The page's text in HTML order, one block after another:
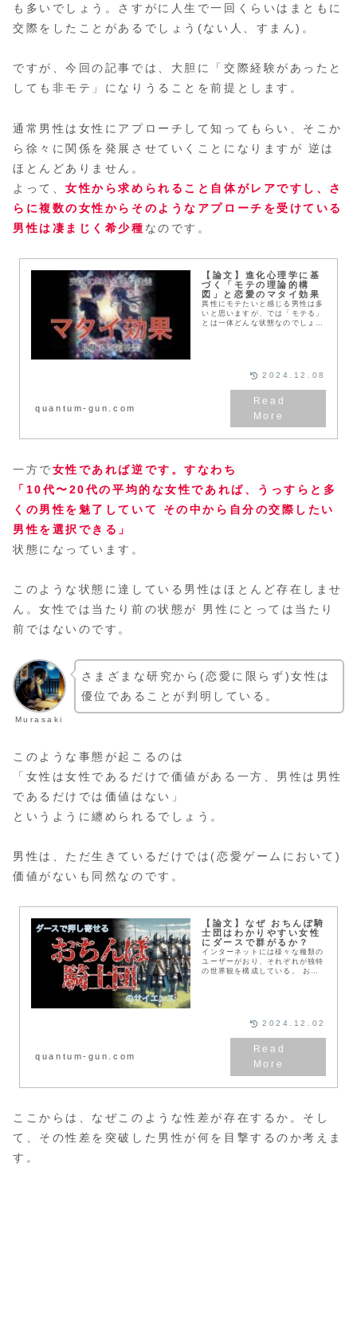
も多いでしょう。さすがに人生で一回くらいはまともに
交際をしたことがあるでしょう(ない人、すまん)。
ですが、今回の記事では、大胆に「交際経験があったと
しても非モテ」になりうることを前提とします。
通常男性は女性にアプローチして知ってもらい、そこか
ら徐々に関係を発展させていくことになりますが 逆は
ほとんどありません。
よって、女性から求められること自体がレアですし、さ
らに複数の女性からそのようなアプローチを受けている
男性は凄まじく希少種 なのです。
【論文】進化心理学に基
づく「モテの理論的構
図」と恋愛のマタイ効果
異性にモテたいと感じる男性は多
いと思いますが、では「モテる」
とは一体どんな状態なのでしょう
てみようと思います。
quantum-gun.com
2024.12.08
一方で女性であれば逆です。すなわち
「10代〜20代の平均的な女性であれば、うっすらと多
くの男性を魅了していて その中から自分の交際したい
男性を選択できる」
状態になっています。
このような状態に達している男性はほとんど存在しませ
ん。女性では当たり前の状態が 男性にとっては当たり
前ではないのです。
Murasaki
さまざまな研究から(恋愛に限らず)女性は
優位であることが判明している。
このような事態が起こるのは
「女性は女性であるだけで価値がある一方、男性は男性
であるだけでは価値はない」
というように纏められるでしょう。
男性は、ただ生きているだけでは(恋愛ゲームにおいて)
価値がないも同然なのです。
【論文】なぜ おちんぽ騎
士団はわかりやすい女性
にダースで群がるか？
インターネットには様々な種類の
ユーザーがおり、それぞれが独特
の世界観を構成している。 おち
quantum-gun.com
2024.12.02
ここからは、なぜこのような性差が存在するか。そし
て、その性差を突破した男性が何を目撃するのか考えま
す。